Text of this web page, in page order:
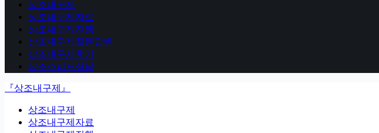
상조내구제
상조내구제자료
상조내구제진행
상조내구제질문답변
상조내구제후기
상조스피드상담
『상조내구제』
상조내구제
상조내구제자료